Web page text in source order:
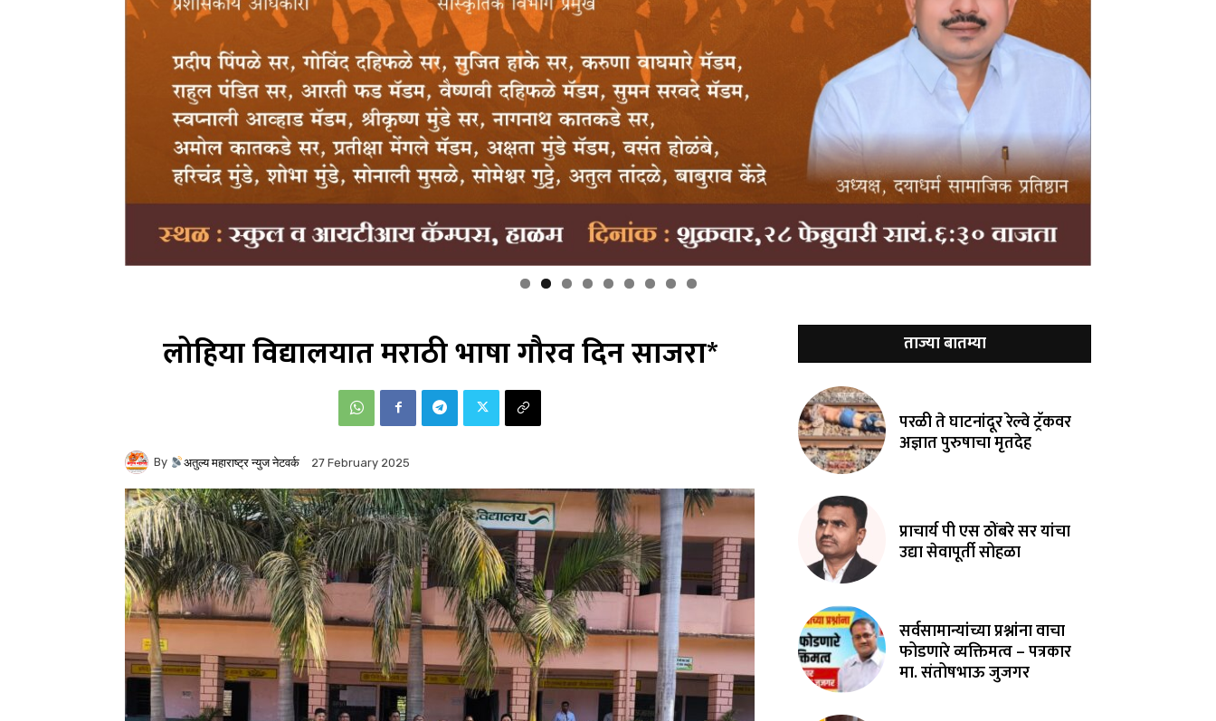
लोहिया विद्यालयात मराठी भाषा गौरव दिन साजरा*
By अतुल्य महाराष्ट्र न्युज नेटवर्क 27 February 2025
ताज्या बातम्या
परळी ते घाटनांदूर रेल्वे ट्रॅकवर
अज्ञात पुरुषाचा मृतदेह
प्राचार्य पी एस ठोंबरे सर यांचा
उद्या सेवापूर्ती सोहळा
सर्वसामान्यांच्या प्रश्नांना वाचा
फोडणारे व्यक्तिमत्व – पत्रकार
मा. संतोषभाऊ जुजगर